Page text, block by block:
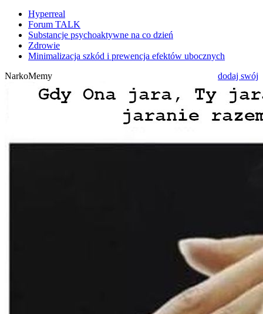
Hyperreal
Forum TALK
Substancje psychoaktywne na co dzień
Zdrowie
Minimalizacja szkód i prewencja efektów ubocznych
NarkoMemy
dodaj swój